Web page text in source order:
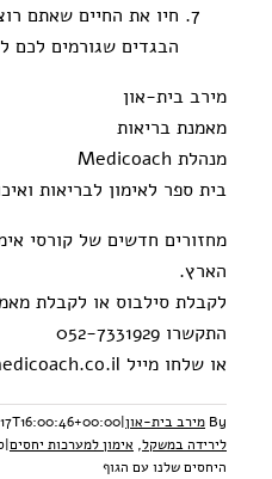
חיו את החיים שאתם
הבגדים שגורמים לכם
מירב בית-און
מאמנת בריאות
מנהלת Medicoach
בית ספר לאימון לבריאות
מחזורים חדשים של קורסי
הארץ.
לקבלת סילבוס או לקבלת
התקשרו 052-7331929
או שלחו מייל Meirav@medicoach.co.il
By מירב בית-און|
לירידה במשקל, אימון למערכות יחסים|
היחסים שלנו עם הגוף